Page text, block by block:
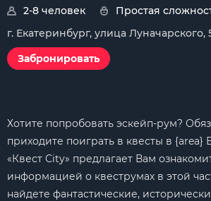
2-8 человек
Простая
г. Екатеринбург, улица Луначарского,
Забронировать
Хотите попробовать эскейп-рум?
приходите поиграть в квесты в {area}
«Квест City» предлагает Вам
информацией о квеструмах в этой
найдете фантастические,